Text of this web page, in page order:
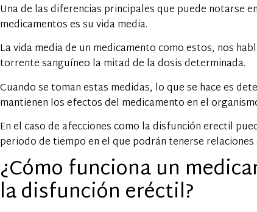
Una de las diferencias principales que puede notarse
medicamentos es su vida media.
La vida media de un medicamento como estos, nos
torrente sanguíneo la mitad de la dosis determinada.
Cuando se toman estas medidas, lo que se hace es
mantienen los efectos del medicamento en el
En el caso de afecciones como la disfunción erectil
periodo de tiempo en el que podrán tenerse
¿Cómo funciona un
la disfunción eréctil?